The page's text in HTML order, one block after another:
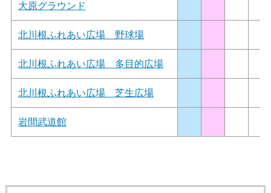
大原グラウンド
北川根ふれあい広場 野球場
北川根ふれあい広場 多目的広場
北川根ふれあい広場 芝生広場
岩間武道館